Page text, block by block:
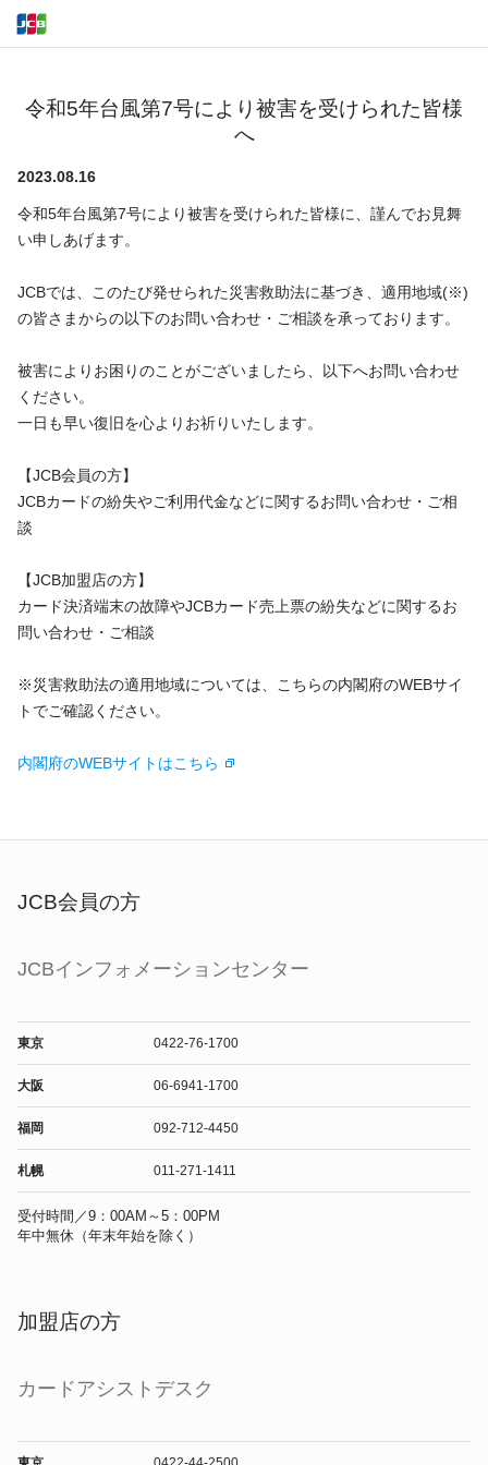
令和5年台風第7号により被害を受けられた皆様
へ
2023.08.16
令和5年台風第7号により被害を受けられた皆様に、謹んでお見舞
い申しあげます。
JCBでは、このたび発せられた災害救助法に基づき、適用地域(※)
の皆さまからの以下のお問い合わせ・ご相談を承っております。
被害によりお困りのことがございましたら、以下へお問い合わせ
ください。
一日も早い復旧を心よりお祈りいたします。
【JCB会員の方】
JCBカードの紛失やご利用代金などに関するお問い合わせ・ご相
談
【JCB加盟店の方】
カード決済端末の故障やJCBカード売上票の紛失などに関するお
問い合わせ・ご相談
※災害救助法の適用地域については、こちらの内閣府のWEBサイ
トでご確認ください。
内閣府のWEBサイトはこちら
JCB会員の方
JCBインフォメーションセンター
東京 0422-76-1700
大阪 06-6941-1700
福岡 092-712-4450
札幌 011-271-1411
受付時間／9：00AM～5：00PM
年中無休（年末年始を除く）
加盟店の方
カードアシストデスク